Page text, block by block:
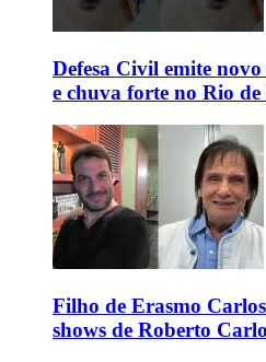
Defesa Civil emite
e chuva forte no Rio
Filho de Erasmo
shows de Roberto